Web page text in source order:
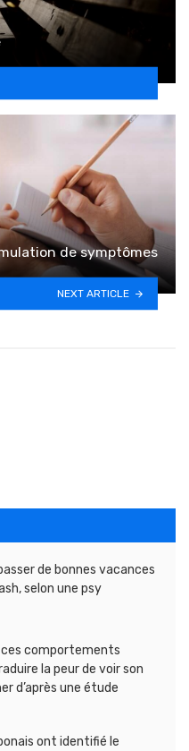
de symptômes
NEXT ARTICLE
de bonnes vacances
selon une psy
ces comportements
la peur de voir son
d’après une étude
ont identifié le